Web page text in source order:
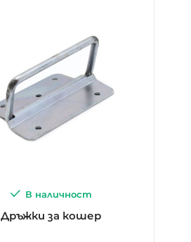
В наличност
Дръжки за кошер